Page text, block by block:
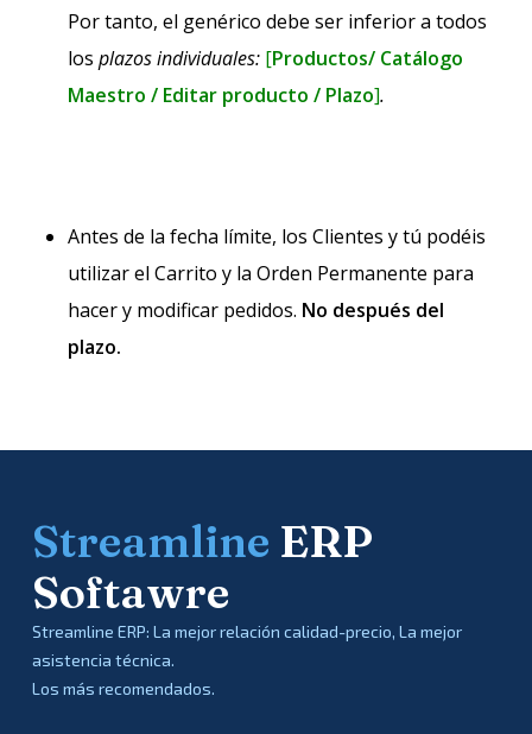
Por tanto, el genérico debe ser inferior a todos
los plazos individuales:[Productos/ Catálogo
Maestro / Editar producto / Plazo].
Antes de la fecha límite, los Clientes y tú podéis
utilizar el Carrito y la Orden Permanente para
hacer y modificar pedidos. No después del
plazo.
Streamline ERP
Softawre
Streamline ERP: La mejor relación calidad-precio, La mejor
asistencia técnica.
Los más recomendados.